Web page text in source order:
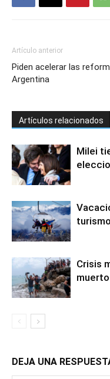
Artículo anterior
Piden acelerar las
Argentina
Artículos relacionados
Milei
Crisis
DEJA UNA